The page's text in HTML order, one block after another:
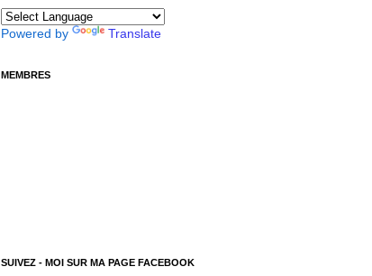
Powered by Translate
MEMBRES
SUIVEZ - MOI SUR MA PAGE FACEBOOK